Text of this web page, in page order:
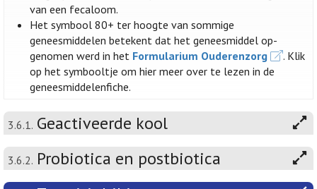
van een fecaloom.
Het symbool 80+ ter hoogte van sommige
geneesmiddelen betekent dat het geneesmiddel op-
genomen werd in het Formularium Ouderenzorg
. Klik
op het symbooltje om hier meer over te lezen in de
geneesmiddelenfiche.
3.6.1. Geactiveerde kool
3.6.2. Probiotica en postbiotica